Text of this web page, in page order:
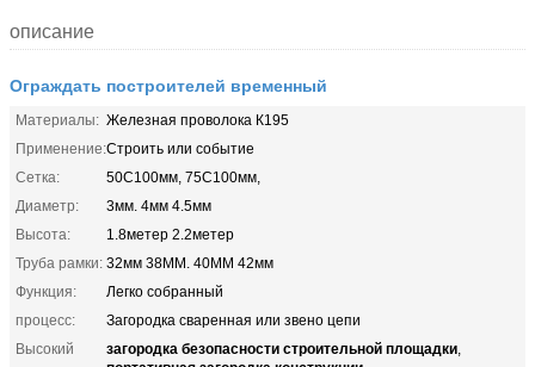
описание
Ограждать построителей временный
Материалы: Железная проволока К195
Применение:Строить или событие
Сетка:
50С100мм, 75С100мм,
Диаметр:
3мм. 4мм 4.5мм
Высота:
1.8метер 2.2метер
Труба рамки: 32мм 38ММ. 40ММ 42мм
Функция:
Легко собранный
процесс:
Загородка сваренная или звено цепи
Высокий
загородка безопасности строительной площадки,